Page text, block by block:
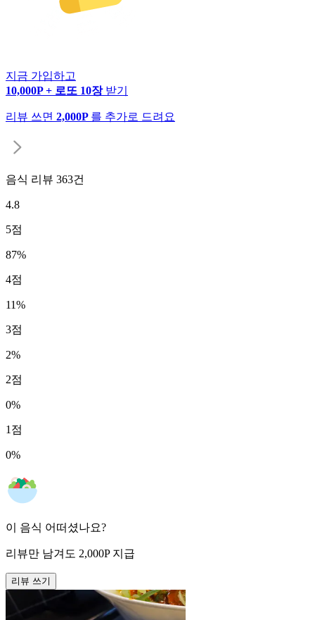
지금 가입하고
10,000P + 로또 10장 받기
리뷰 쓰면 2,000P 를 추가로 드려요
음식 리뷰 363건
4.8
5점
87%
4점
11%
3점
2%
2점
0%
1 점
0%
이 음식 어떠셨나요?
리뷰만 남겨도 2,000P 지급
리뷰 쓰기